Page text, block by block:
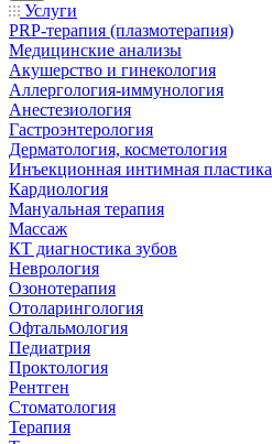
Услуги
PRP-терапия (плазмотерапия)
Медицинские анализы
Акушерство и гинекология
Аллергология-иммунология
Анестезиология
Гастроэнтерология
Дерматология, косметология
Инъекционная интимная пластика
Кардиология
Мануальная терапия
Массаж
КТ диагностика зубов
Неврология
Озонотерапия
Отоларингология
Офтальмология
Педиатрия
Проктология
Рентген
Стоматология
Терапия